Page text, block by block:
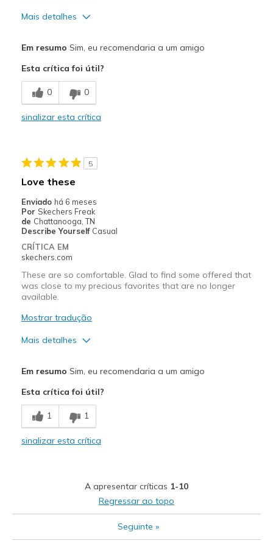
Mais detalhes
Comfortable
Durable
Travel
Width
Sizing
View On Shoes
Shoes are for Wearing
Em resumo Sim, eu recomendaria a um amigo
Esta crítica foi útil?
0 0
sinalizar esta crítica
5
Love these
Enviado há 6 meses
Por Skechers Freak
de Chattanooga, TN
Describe Yourself Casual
CRÍTICA EM
skechers.com
These are so comfortable. Glad to find some offered that
was close to my precious favorites that are no longer
available.
Mostrar tradução
Mais detalhes
Breathe Well
Comfortable
Work
Em resumo Sim, eu recomendaria a um amigo
Esta crítica foi útil?
1 1
sinalizar esta crítica
A apresentar críticas 1-10
Regressar ao topo
Seguinte »